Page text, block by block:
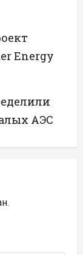
Energy
АЭС